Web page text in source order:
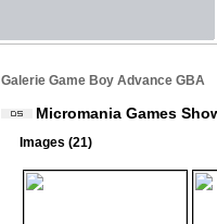
Galerie Game Boy Advance GBA
Micromania Games
Images (21)